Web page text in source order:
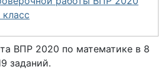
ВПР 2020 по математике в 8
заданий.